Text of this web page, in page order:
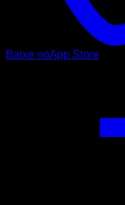
Baixe noApp Store